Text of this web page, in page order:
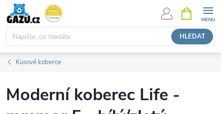
Přejít
obsah
HLEDAT
NÁKUPNÍ
KOŠÍK
Kusové koberce
Moderní koberec Life -